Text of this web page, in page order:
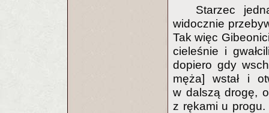
Starzec
widocznie
Tak więc
cieleśnie i
dopiero gdy
męża] wstał i
w dalszą drogę,
z rękami u progu.